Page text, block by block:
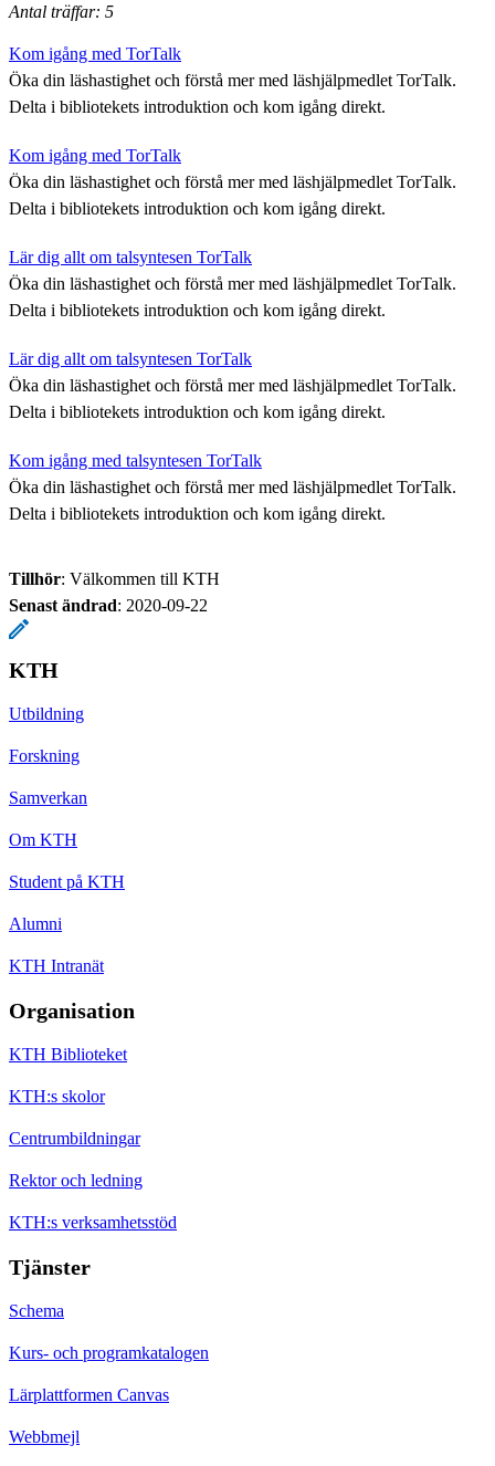
Antal träffar: 5
Kom igång med TorTalk
Öka din läshastighet och förstå mer med läshjälpmedlet TorTalk.
Delta i bibliotekets introduktion och kom igång direkt.
Kom igång med TorTalk
Öka din läshastighet och förstå mer med läshjälpmedlet TorTalk.
Delta i bibliotekets introduktion och kom igång direkt.
Lär dig allt om talsyntesen TorTalk
Öka din läshastighet och förstå mer med läshjälpmedlet TorTalk.
Delta i bibliotekets introduktion och kom igång direkt.
Lär dig allt om talsyntesen TorTalk
Öka din läshastighet och förstå mer med läshjälpmedlet TorTalk.
Delta i bibliotekets introduktion och kom igång direkt.
Kom igång med talsyntesen TorTalk
Öka din läshastighet och förstå mer med läshjälpmedlet TorTalk.
Delta i bibliotekets introduktion och kom igång direkt.
Tillhör: Välkommen till KTH
Senast ändrad: 2020-09-22
KTH
Utbildning
Forskning
Samverkan
Om KTH
Student på KTH
Alumni
KTH Intranät
Organisation
KTH Biblioteket
KTH:s skolor
Centrumbildningar
Rektor och ledning
KTH:s verksamhetsstöd
Tjänster
Schema
Kurs- och programkatalogen
Lärplattformen Canvas
Webbmejl